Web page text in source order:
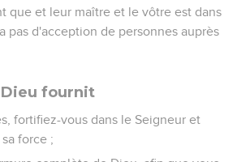
que et leur maître et le vôtre est dans
pas d'acception de personnes auprès
Dieu fournit
fortifiez-vous dans le Seigneur et
force ;